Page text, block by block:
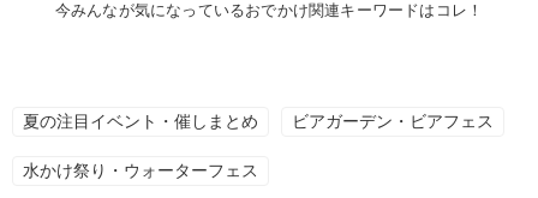
今みんなが気になっているおでかけ関連キーワードはコレ！
夏の注目イベント・催しまとめ ビアガーデン・ビアフェス
水かけ祭り・ウォーターフェス